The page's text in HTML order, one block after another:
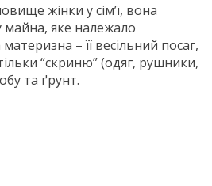
жінки у сім’ї, вона
яке належало
– її весільний посаг,
“скриню” (одяг, рушники,
та ґрунт.